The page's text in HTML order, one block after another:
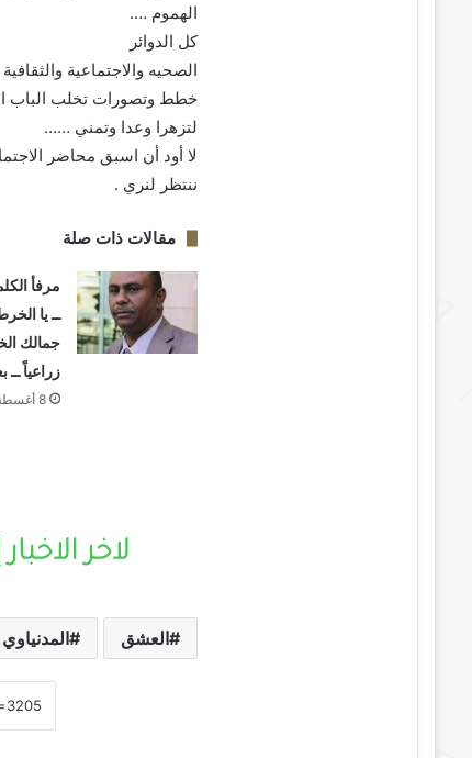
الهموم ….
كل الدوائر
الصحيه والاجتماعية
خطط وتصورات تخلب الباب
لتزهرا وعدا وتمني ……
لا أود أن اسبق محاضر
ننتظر لنري .
مقالات ذات صلة
مرفأ
ــ يا
جمالك
زراعياً
8 أغسطس، 2026
العشق المدنياوي